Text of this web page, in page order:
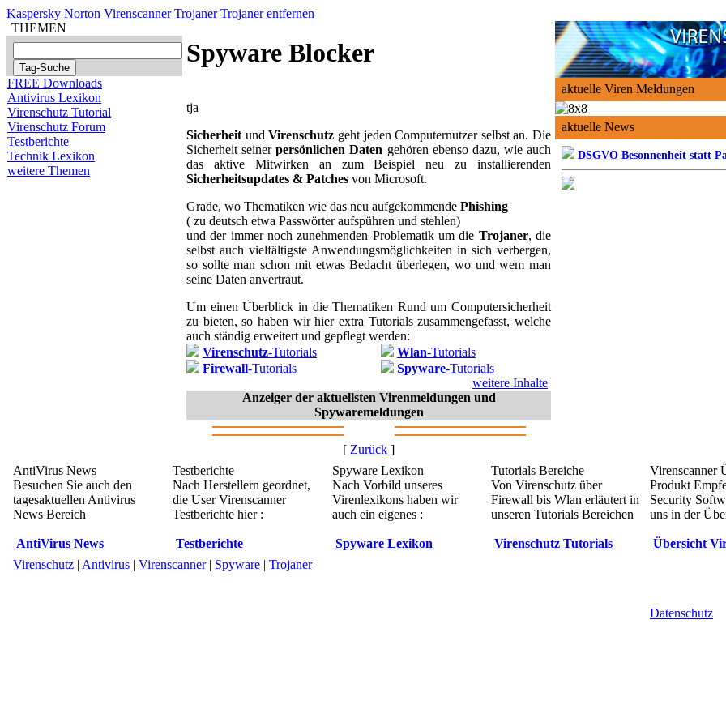
Kaspersky Norton Virenscanner Trojaner Trojaner entfernen
THEMEN
FREE Downloads
Antivirus Lexikon
Virenschutz Tutorial
Virenschutz Forum
Testberichte
Technik Lexikon
weitere Themen
Spyware Blocker
tja
Sicherheit undVirenschutz geht jeden Computernutzer selbst an. Die
Sicherheit seinerpersönlichen Daten gehören ebenso dazu, wie auch
das aktive Mitwirken an zum Beispiel neu zu installierenden
Sicherheitsupdates & Patches von Microsoft.
Grade, wo Thematiken wie das neu aufgekommende Phishing
( zu deutsch etwa Passwörter aufspühren und stehlen)
und der immer noch zunehmenden Problematik um die Trojaner, die
selbst auch vielfältigste Anwendungsmöglichkeiten in sich verbergen,
so sollte man schon mit etwas Bedacht überlegen, wo und wem man
seine Daten anvertraut.
Um einen Überblick in die Thematiken Rund um Computersicherheit
zu bieten, so haben wir hier extra Tutorials zusammengefasst, welche
auch ständig erweitert und gepflegt werden:
Virenschutz-Tutorials
Firewall-Tutorials
Wlan-Tutorials
Spyware-Tutorials
weitere Inhalte
Anzeiger der aktuellsten Virenmeldungen und
Spywaremeldungen
[ Zurück ]
aktuelle Viren Meldungen
aktuelle News
DSGVO Besonnenheit statt
AntiVirus News
Besuchen Sie auch den
tagesaktuellen Antivirus
News Bereich
AntiVirus News
Testberichte
Nach Herstellern geordnet,
die User Virenscanner
Testberichte hier :
Testberichte
Spyware Lexikon
Nach Vorbild unseres
Virenlexikons haben wir
auch ein eigenes :
Spyware Lexikon
Tutorials Bereiche
Von Virenschutz über
Firewall bis Wlan erläutert in
unseren Tutorials Bereichen
Virenschutz Tutorials
Virenscanner
Produkt
Security
uns in der
Übersicht
Virenschutz | Antivirus | Virenscanner| Spyware | Trojaner
Datenschutz